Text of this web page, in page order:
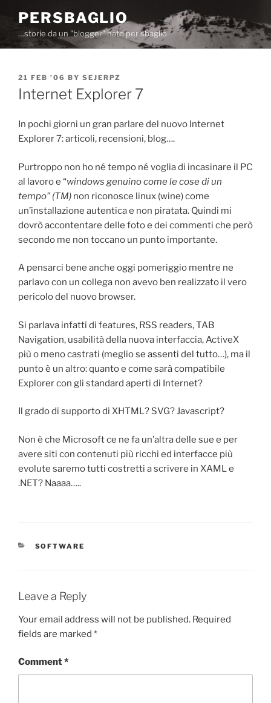
content
PERSBAGLIO
…storie da un "blogger" nato per sbaglio
POSTED
ON
21 FEB ’06 BY SEJERPZ
Internet Explorer 7
In pochi giorni un gran parlare del nuovo Internet
Explorer 7: articoli, recensioni, blog….
Purtroppo non ho né tempo né voglia di incasinare il PC
al lavoro e “windows genuino come le cose di un
tempo” (TM) non riconosce linux (wine) come
un’installazione autentica e non piratata. Quindi mi
dovrò accontentare delle foto e dei commenti che però
secondo me non toccano un punto importante.
A pensarci bene anche oggi pomeriggio mentre ne
parlavo con un collega non avevo ben realizzato il vero
pericolo del nuovo browser.
Si parlava infatti di features, RSS readers, TAB
Navigation, usabilità della nuova interfaccia, ActiveX
più o meno castrati (meglio se assenti del tutto…), ma il
punto è un altro: quanto e come sarà compatibile
Explorer con gli standard aperti di Internet?
Il grado di supporto di XHTML? SVG? Javascript?
Non è che Microsoft ce ne fa un’altra delle sue e per
avere siti con contenuti più ricchi ed interfacce più
evolute saremo tutti costretti a scrivere in XAML e
.NET? Naaaa…..
CATEGORIES
SOFTWARE
Leave a Reply
Your email address will not be published. Required
fields are marked *
Comment*